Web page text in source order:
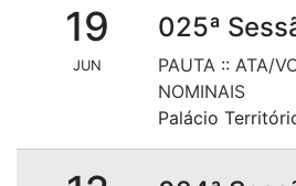
19
JUN
025ª
PAUTA :: ATA/
NOMINAIS
Palácio